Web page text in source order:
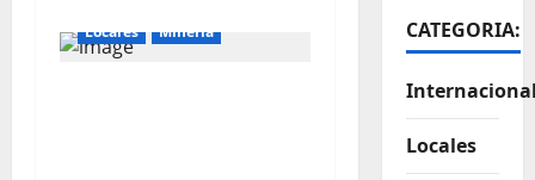
Locales Mineria CATEGORIA:
Locales